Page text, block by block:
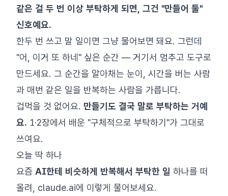
같은 걸 두 번 이상 부탁하게 되면, 그건 "만들어 둘"
신호예요.
한두 번 쓰고 말 일이면 그냥 물어보면 돼요. 그런데
"어, 이거 또 하네" 싶은 순간 — 거기서 멈추고 도구로
만드세요. 그 순간을 알아채는 눈이, 시간을 버는 사람
과 매번 같은 일을 반복하는 사람을 가릅니다.
겁먹을 것 없어요. 만들기도 결국 말로 부탁하는 거예
요. 1·2장에서 배운 "구체적으로 부탁하기"가 그대로
쓰여요.
오늘 딱 하나
요즘 AI한테 비슷하게 반복해서 부탁한 일 하나를 떠
올려, claude.ai에 이렇게 물어보세요.